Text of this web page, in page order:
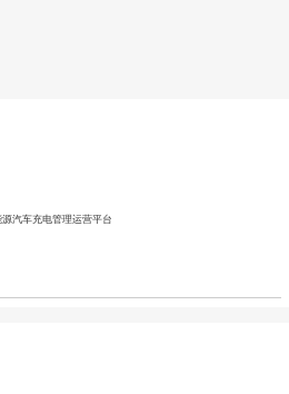
汽车充电管理运营平台